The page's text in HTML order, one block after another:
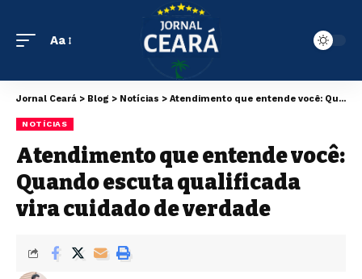
Aa
Jornal Ceará > Blog > Notícias > Atendimento que entende você: Quando escuta qualificada vira cuidado de verdade
NOTÍCIAS
Atendimento que entende você:
Quando escuta qualificada
vira cuidado de verdade